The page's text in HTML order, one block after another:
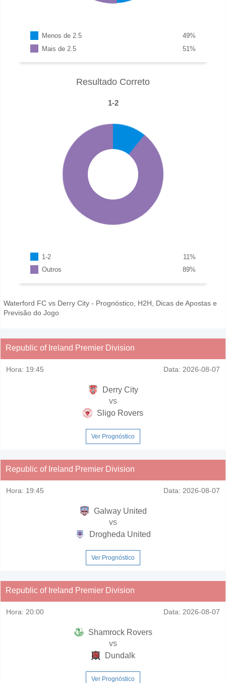
Menos de 2.5 %
49
Mais de 2.5
%
51
Resultado Correto
1-2
1-2 %
11
Outros
%
89
Waterford FC vs Derry City - Prognóstico, H2H, Dicas de Apostas e
Previsão do Jogo
Republic of Ireland Premier Division
Hora: 19:45 Data: 2026-08-07
Derry City
vs
Sligo Rovers
Ver Prognóstico
Republic of Ireland Premier Division
Hora: 19:45 Data: 2026-08-07
Galway United
vs
Drogheda United
Ver Prognóstico
Republic of Ireland Premier Division
Hora: 20:00 Data: 2026-08-07
Shamrock Rovers
vs
Dundalk
Ver Prognóstico